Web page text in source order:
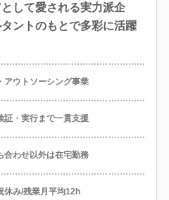
して愛される実力派企
ントのもとで多彩に活躍
アウトソーシング事業
証・実行まで一貫支援
合わせ以外は在宅勤務
休み/残業月平均12h